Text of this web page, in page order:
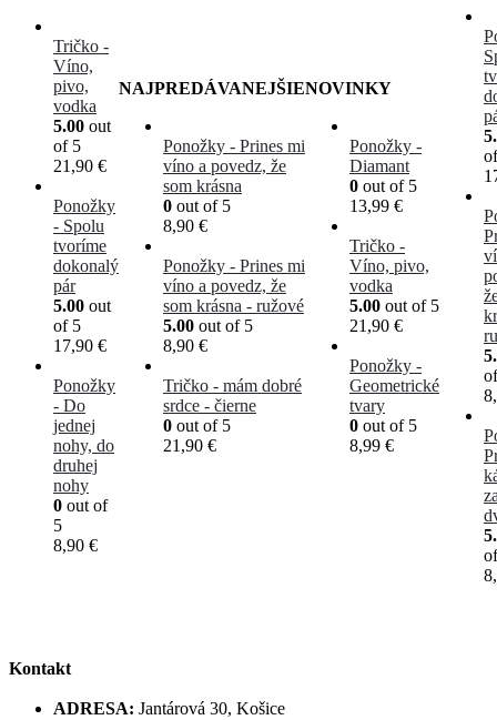
Tričko -
Víno,
pivo,
vodka
5.00 out
of 5
21,90 €
Ponožky
- Spolu
tvoríme
dokonalý
pár
5.00 out
of 5
17,90 €
Ponožky
- Do
jednej
nohy, do
druhej
nohy
0 out of
5
8,90 €
NAJPREDÁVANEJŠIE
Ponožky - Prines mi
víno a povedz, že
som krásna
0 out of 5
8,90 €
Ponožky - Prines mi
víno a povedz, že
som krásna - ružové
5.00 out of 5
8,90 €
Tričko - mám dobré
srdce - čierne
0 out of 5
21,90 €
NOVINKY
Ponožky -
Diamant
0 out of 5
13,99 €
Tričko -
Víno, pivo,
vodka
5.00 out of 5
21,90 €
Ponožky -
Geometrické
tvary
0 out of 5
8,99 €
Kontakt
ADRESA: Jantárová 30, Košice